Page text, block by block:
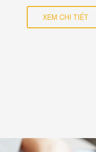
XEM CHI TIẾT